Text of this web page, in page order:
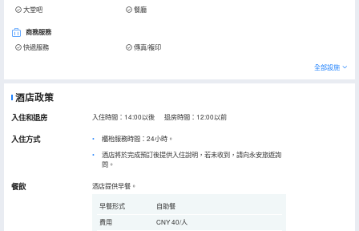
大堂吧 餐廳
商務服務
快遞服務 傳真/複印
全部設施
酒店政策
入住和退房 入住時間：14:00以後 退房時間：12:00以前
入住方式
櫃枱服務時間：24小時。
酒店將於完成預訂後提供入住說明，若未收到，請向永安旅遊詢
問。
餐飲 酒店提供早餐。
早餐形式
自助餐
費用
CNY 40/人